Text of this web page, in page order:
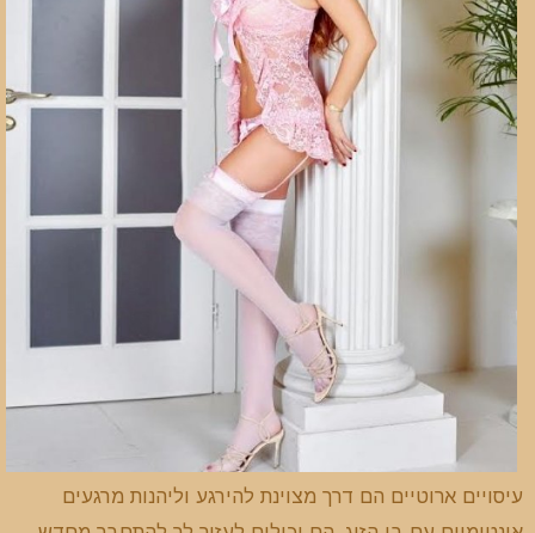
עיסויים ארוטיים הם דרך מצוינת להירגע וליהנות מרגעים